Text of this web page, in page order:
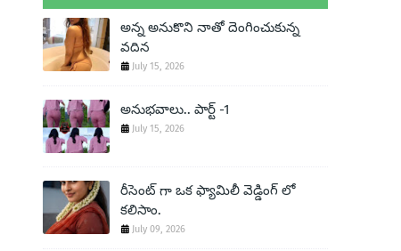
అన్న అనుకొని నాతో దెంగించుకున్న
వదిన
July 15, 2026
అనుభవాలు.. పార్ట్ -1
July 15, 2026
రీసెంట్ గా ఒక ఫ్యామిలీ వెడ్డింగ్ లో
కలిసాం.
July 09, 2026